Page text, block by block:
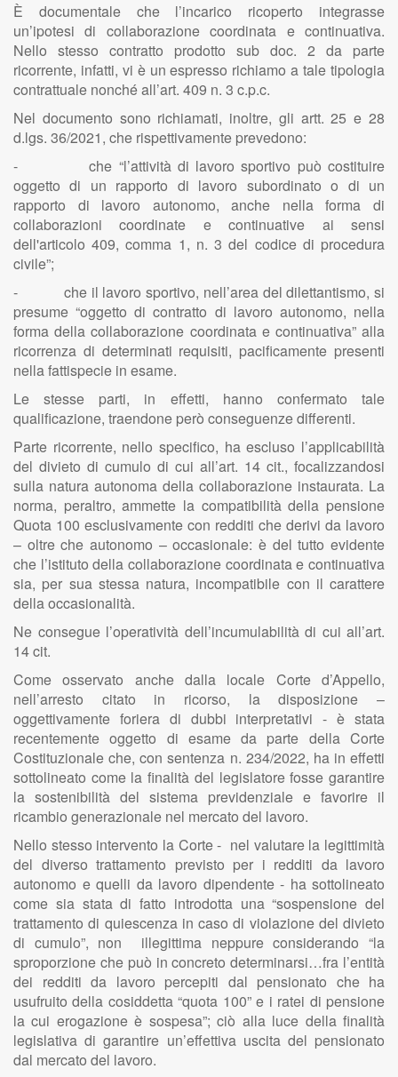
È documentale che l’incarico ricoperto integrasse
un’ipotesi di collaborazione coordinata e continuativa.
Nello stesso contratto prodotto sub doc. 2 da parte
ricorrente, infatti, vi è un espresso richiamo a tale tipologia
contrattuale nonché all’art. 409 n. 3 c.p.c.
Nel documento sono richiamati, inoltre, gli artt. 25 e 28
d.lgs. 36/2021, che rispettivamente prevedono:
- che “l’attività di lavoro sportivo può costituire
oggetto di un rapporto di lavoro subordinato o di un
rapporto di lavoro autonomo, anche nella forma di
collaborazioni coordinate e continuative ai sensi
dell'articolo 409, comma 1, n. 3 del codice di procedura
civile”;
- che il lavoro sportivo, nell’area del dilettantismo, si
presume “oggetto di contratto di lavoro autonomo, nella
forma della collaborazione coordinata e continuativa” alla
ricorrenza di determinati requisiti, pacificamente presenti
nella fattispecie in esame.
Le stesse parti, in effetti, hanno confermato tale
qualificazione, traendone però conseguenze differenti.
Parte ricorrente, nello specifico, ha escluso l’applicabilità
del divieto di cumulo di cui all’art. 14 cit., focalizzandosi
sulla natura autonoma della collaborazione instaurata. La
norma, peraltro, ammette la compatibilità della pensione
Quota 100 esclusivamente con redditi che derivi da lavoro
– oltre che autonomo – occasionale: è del tutto evidente
che l’istituto della collaborazione coordinata e continuativa
sia, per sua stessa natura, incompatibile con il carattere
della occasionalità.
Ne consegue l’operatività dell’incumulabilità di cui all’art.
14 cit.
Come osservato anche dalla locale Corte d’Appello,
nell’arresto citato in ricorso, la disposizione –
oggettivamente foriera di dubbi interpretativi - è stata
recentemente oggetto di esame da parte della Corte
Costituzionale che, con sentenza n. 234/2022, ha in effetti
sottolineato come la finalità del legislatore fosse garantire
la sostenibilità del sistema previdenziale e favorire il
ricambio generazionale nel mercato del lavoro.
Nello stesso intervento la Corte - nel valutare la legittimità
del diverso trattamento previsto per i redditi da lavoro
autonomo e quelli da lavoro dipendente - ha sottolineato
come sia stata di fatto introdotta una “sospensione del
trattamento di quiescenza in caso di violazione del divieto
di cumulo”, non illegittima neppure considerando “la
sproporzione che può in concreto determinarsi…fra l’entità
dei redditi da lavoro percepiti dal pensionato che ha
usufruito della cosiddetta “quota 100” e i ratei di pensione
la cui erogazione è sospesa”; ciò alla luce della finalità
legislativa di garantire un’effettiva uscita del pensionato
dal mercato del lavoro.